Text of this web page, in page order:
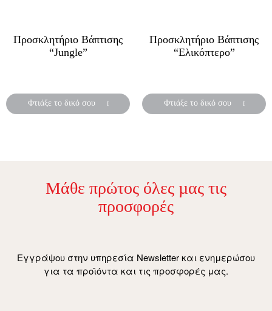
Προσκλητήριο Βάπτισης
“Jungle”
Φτιάξε το δικό σου
Προσκλητήριο Βάπτισης
“Ελικόπτερο”
Φτιάξε το δικό σου
Μάθε πρώτος όλες µας τις
προσφορές
Εγγράψου στην υπηρεσία Newsletter και ενημερώσου
για τα προϊόντα και τις προσφορές μας.